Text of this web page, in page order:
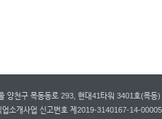
천구 목동동로 293, 현대41타워 3401호(목동)
소개사업 신고번호 제2019-3140167-14-